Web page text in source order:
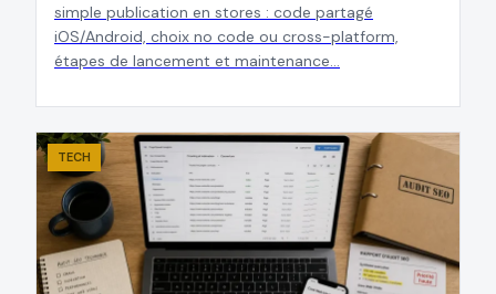
simple publication en stores : code partagé
iOS/Android, choix no code ou cross-platform,
étapes de lancement et maintenance…
TECH